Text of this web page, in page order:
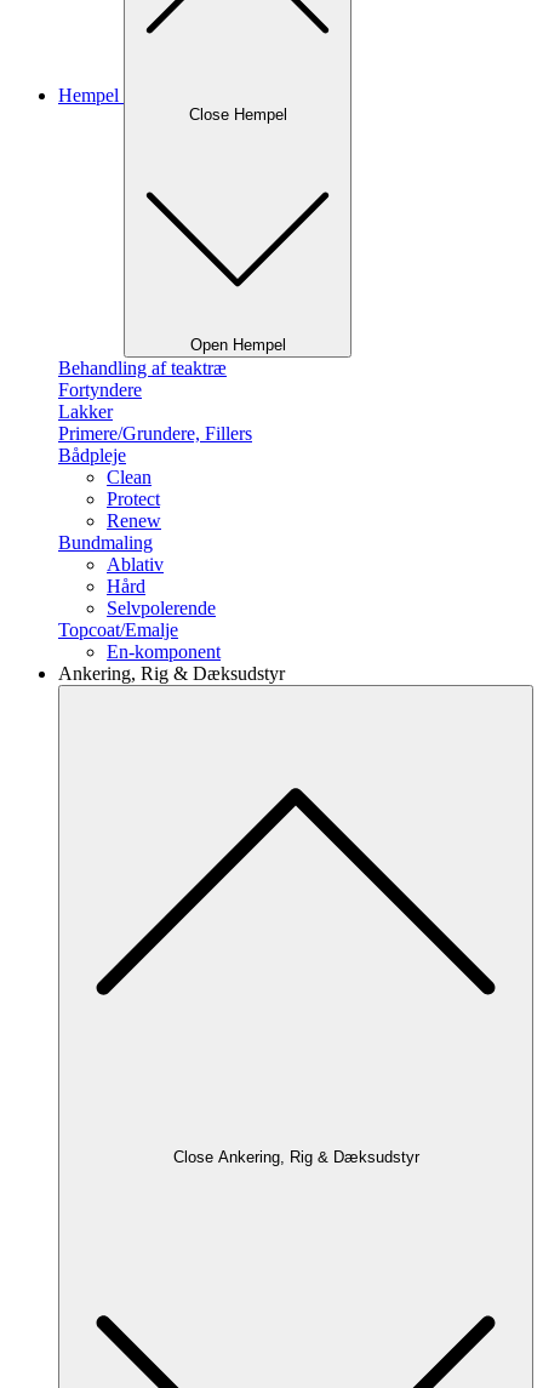
Hempel
Close Hempel
Open Hempel
Behandling af teaktræ
Fortyndere
Lakker
Primere/Grundere, Fillers
Bådpleje
Clean
Protect
Renew
Bundmaling
Ablativ
Hård
Selvpolerende
Topcoat/Emalje
En-komponent
Ankering, Rig & Dæksudstyr
Close Ankering, Rig & Dæksudstyr